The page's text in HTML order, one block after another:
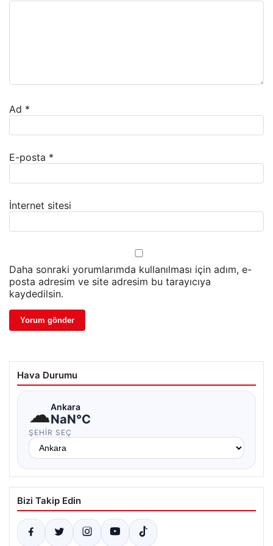
Ad *
E-posta *
İnternet sitesi
Daha sonraki yorumlarımda kullanılması için adım, e-
posta adresim ve site adresim bu tarayıcıya
kaydedilsin.
Hava Durumu
☁Ankara
NaN°C
ŞEHIR SEÇ
Bizi Takip Edin